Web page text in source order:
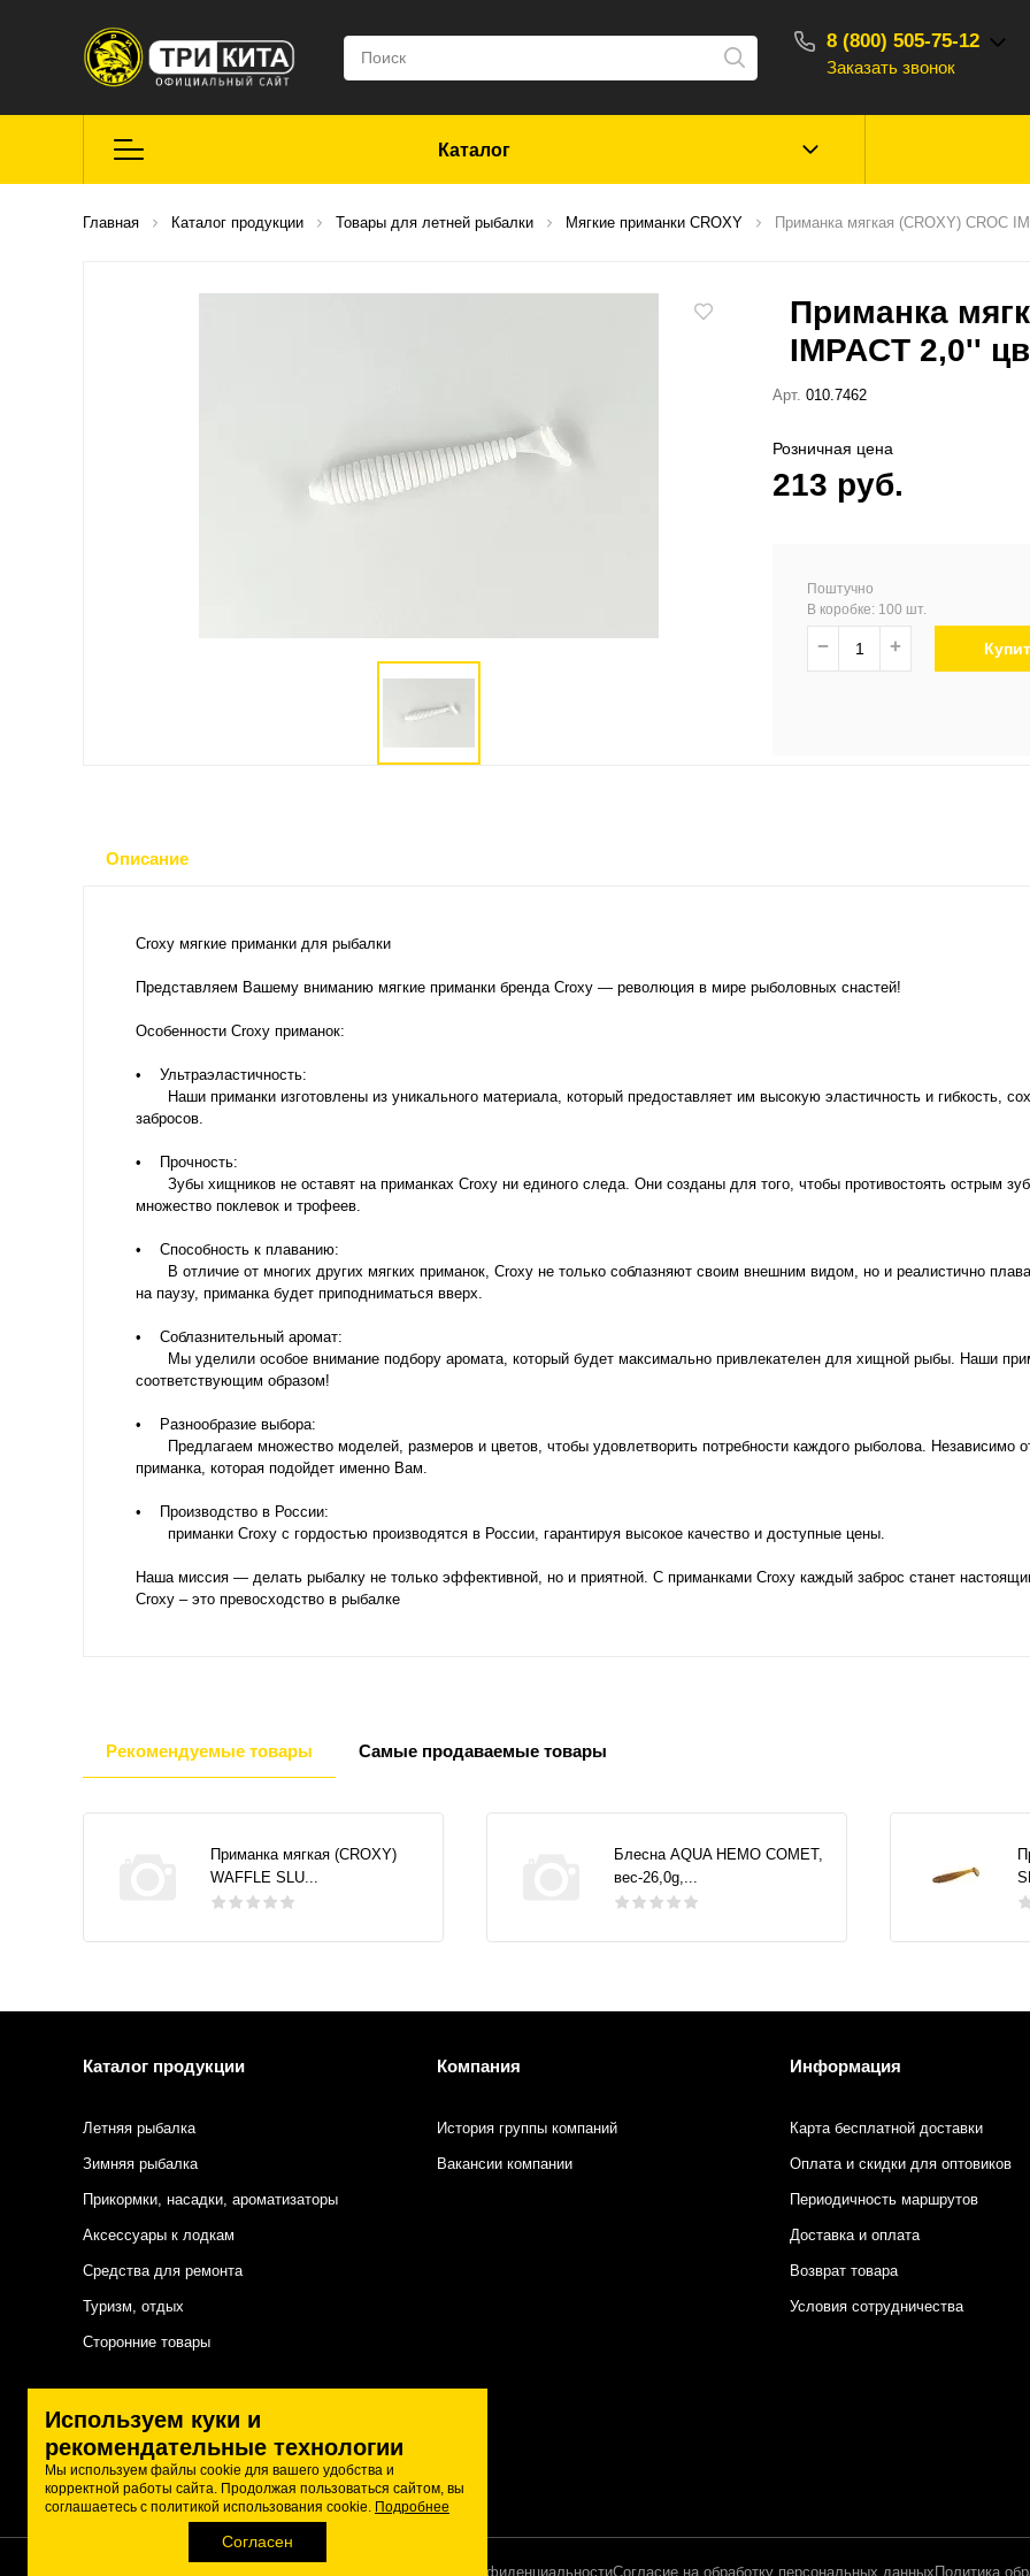
8 (800) 505-75-12
Заказать звонок
Каталог
ароматизаторы
Сторонние
Главная Каталог продукции Товары для летней рыбалки Мягкие приманки CROXY Приманка мягкая (CROXY) CROC
Приманка
IMPACT 2,0''
Арт. 010.7462
Розничная цена
213 руб.
Поштучно
В коробке: 100 шт.
− +
Описание
Croxy мягкие приманки для рыбалки
Представляем Вашему вниманию мягкие приманки бренда Croxy — революция в мире рыболовных снастей!
Особенности Croxy приманок:
• Ультраэластичность:
Наши приманки изготовлены из уникального материала, который предоставляет им высокую эластичность и гибкость,
забросов.
• Прочность:
Зубы хищников не оставят на приманках Croxy ни единого следа. Они созданы для того, чтобы противостоять острым
множество поклевок и трофеев.
• Способность к плаванию:
В отличие от многих других мягких приманок, Croxy не только соблазняют своим внешним видом, но и реалистично
на паузу, приманка будет приподниматься вверх.
• Соблазнительный аромат:
Мы уделили особое внимание подбору аромата, который будет максимально привлекателен для хищной рыбы. Наши
соответствующим образом!
• Разнообразие выбора:
Предлагаем множество моделей, размеров и цветов, чтобы удовлетворить потребности каждого рыболова. Независимо
приманка, которая подойдет именно Вам.
• Производство в России:
приманки Croxy с гордостью производятся в России, гарантируя высокое качество и доступные цены.
Наша миссия — делать рыбалку не только эффективной, но и приятной. С приманками Croxy каждый заброс станет
Croxy – это превосходство в рыбалке
Рекомендуемые товары Самые продаваемые товары
Приманка мягкая (CROXY)
WAFFLE SLU...
Блесна AQUA НЕМО COMET,
вес-26,0g,...
Каталог продукции
Летняя рыбалка
Зимняя рыбалка
Прикормки, насадки, ароматизаторы
Аксессуары к лодкам
Средства для ремонта
Туризм, отдых
Сторонние товары
Компания
История группы компаний
Вакансии компании
Информация
Карта бесплатной доставки
Оплата и скидки для оптовиков
Периодичность маршрутов
Доставка и оплата
Возврат товара
Условия сотрудничества
Используем куки и
рекомендательные технологии
Мы используем файлы cookie для вашего удобства и
корректной работы сайта. Продолжая пользоваться сайтом, вы
соглашаетесь с политикой использования cookie. Подробнее
Согласен